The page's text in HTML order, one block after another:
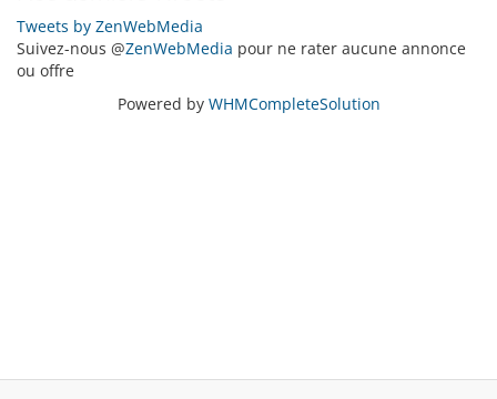
Tweets by ZenWebMedia
Suivez-nous @ZenWebMedia pour ne rater aucune annonce
ou offre
Powered by WHMCompleteSolution